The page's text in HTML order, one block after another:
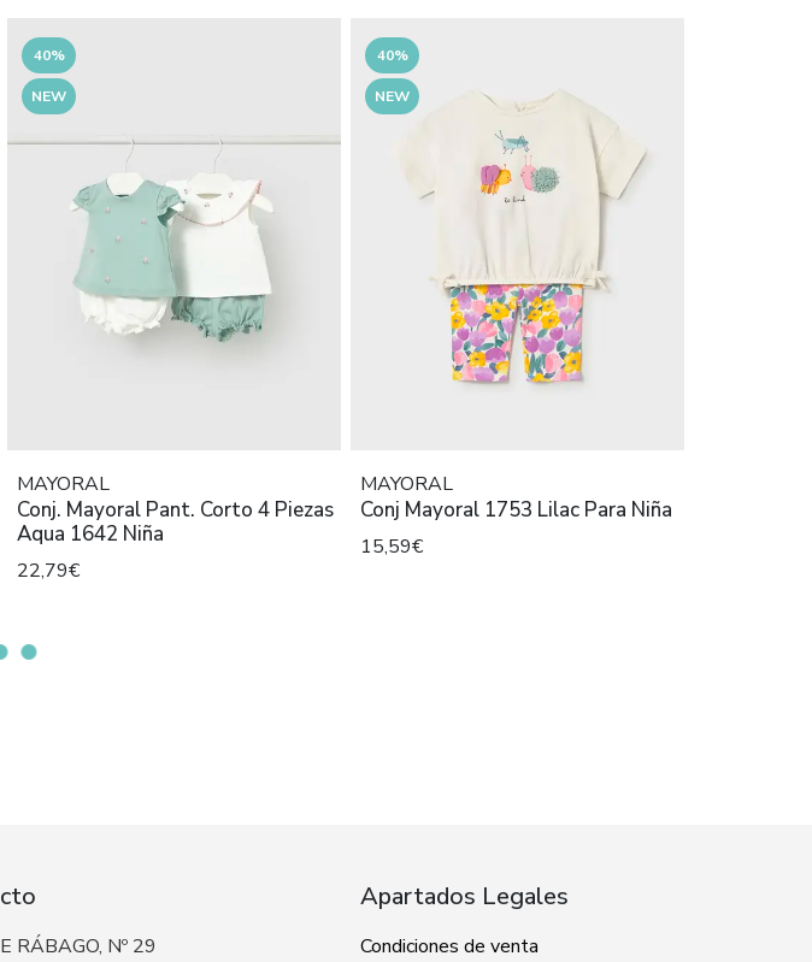
40%
NEW
MAYORAL
Conj. Mayoral Pant. Corto 4 Piezas
Aqua 1642 Niña
22,79€
40%
NEW
MAYORAL
Conj Mayoral 1753 Lilac Para Niña
15,59€
RÁBAGO, Nº 29
Apartados Legales
Condiciones de venta